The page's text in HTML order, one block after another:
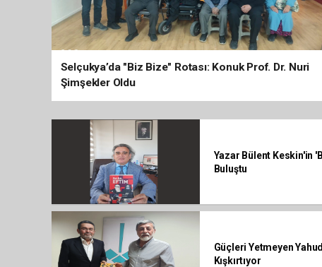
Selçukya’da "Biz Bize" Rotası: Konuk Prof. Dr. Nuri
Şimşekler Oldu
Yazar Bülent Keskin'in
Buluştu
Güçleri Yetmeyen
Kışkırtıyor